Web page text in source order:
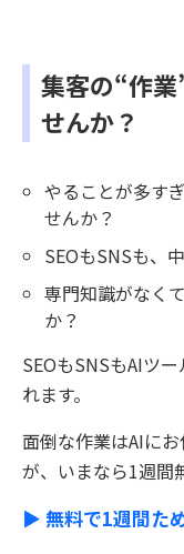
集客の“作
せんか？
やることが多す
せんか？
SEOもSNSも、
専門知識がなく
か？
SEOもSNSもAIツ
れます。
面倒な作業はAIに
が、いまなら1週間
▶ 無料で1週間た